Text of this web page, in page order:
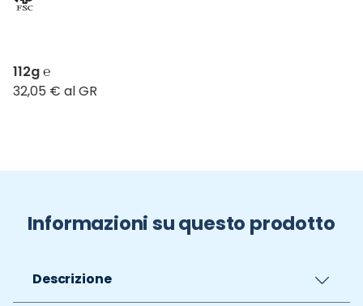
112g ℮
32,05 € al GR
Informazioni su questo prodotto
Descrizione